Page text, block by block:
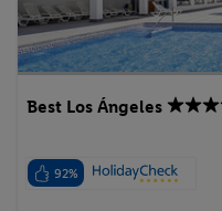
Best Los Ángeles
92%